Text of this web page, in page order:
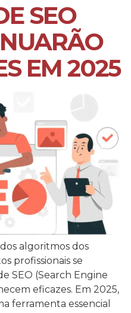
SEO
EM 2025
algoritmos dos
profissionais se
SEO (Search Engine
eficazes. Em 2025,
ferramenta essencial